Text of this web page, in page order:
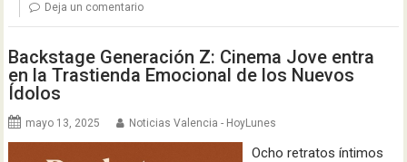
Deja un comentario
Backstage Generación Z: Cinema Jove entra
en la Trastienda Emocional de los Nuevos
Ídolos
mayo 13, 2025 Noticias Valencia - HoyLunes
Ocho retratos íntimos